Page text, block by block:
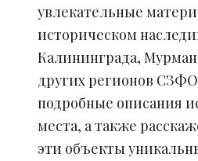
увлекательные
историческом
Калининграда,
других регионов
подробные описания
места, а также
эти объекты